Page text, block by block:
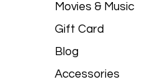
Movies & Music
Gift Card
Blog
Accessories